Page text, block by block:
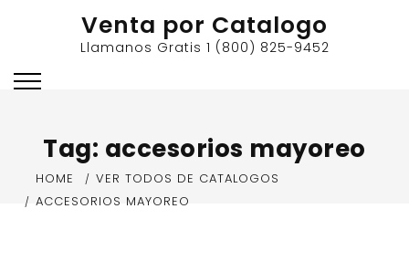
Venta por Catalogo
Llamanos Gratis 1 (800) 825-9452
Tag: accesorios mayoreo
HOME
VER TODOS DE CATALOGOS
ACCESORIOS MAYOREO